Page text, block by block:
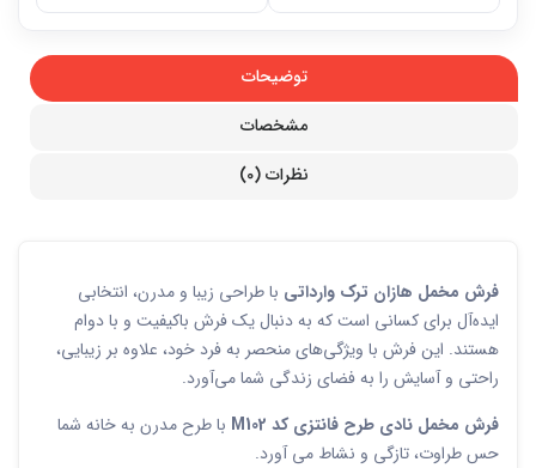
توضیحات
مشخصات
نظرات (0)
فرش مخمل هازان ترک وارداتی با طراحی زیبا و مدرن، انتخابی
ایده‌آل برای کسانی است که به دنبال یک فرش باکیفیت و با دوام
هستند. این فرش با ویژگی‌های منحصر به فرد خود، علاوه بر زیبایی،
راحتی و آسایش را به فضای زندگی شما می‌آورد.
فرش مخمل نادی طرح فانتزی کد M102
با طرح مدرن به خانه شما
حس طراوت، تازگی و نشاط می آورد.